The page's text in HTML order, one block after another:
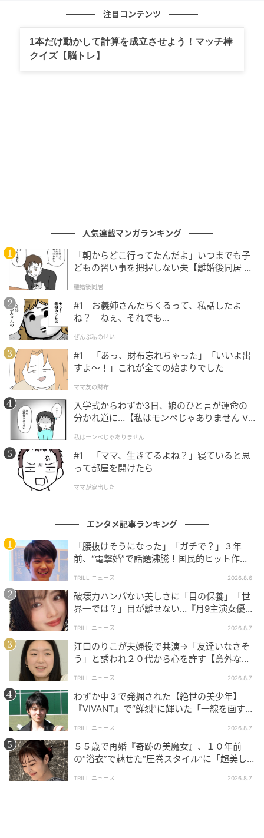
く様子を瑞々しく描き出す。
© 2025 ARP - Detour Development LLC
© 2025 ARP - Detour Development LLC
1959年、François Truffautの長編デビュー作「The
400 Blows（邦題：大人は判ってくれない）」が、カン
ヌ国際映画祭で監督賞を受賞する。
その夏、批評誌 Les Cahiers du cinémaで執筆活動を
していたGodardは、Jean-Paul Belmondoとアメリカ
の若手俳優Jean Sebergを主演に起用した念願の初長
編映画「Bleathless（邦題：勝手にしやがれ）」に着
手する。
ゲリラ撮影や即興演出を好むGodardの型破りなやり方
に、困惑を隠せないスタッフたち。
注目コンテンツ
1本だけ動かして計算を成立させよう！マッチ棒
クイズ【脳トレ】
人気連載マンガランキング
「朝からどこ行ってたんだよ」いつまでも子
どもの習い事を把握しない夫【離婚後同居 Vo
離婚後同居
#1 お義姉さんたちくるって、私話したよ
ね？ ねぇ、それでも…
ぜんぶ私のせい
#1 「あっ、財布忘れちゃった」「いいよ出
すよ〜！」これが全ての始まりでした
ママ友の財布
入学式からわずか3日、娘のひと言が運命の
分かれ道に…【私はモンペじゃありません Vo
私はモンペじゃありません
#1 「ママ、生きてるよね？」寝ていると思
って部屋を開けたら
ママが家出した
エンタメ記事ランキング
「腰抜けそうになった」「ガチで？」３年
前、“電撃婚”で話題沸騰！国民的ヒット作
TRILL ニュース 2026.8.6
破壊力ハンパない美しさに「目の保養」「世
界一では？」目が離せない…『月9主演女優
TRILL ニュース 2026.8.7
江口のりこが夫婦役で共演→「友達いなさそ
う」と誘われ２０代から心を許す【意外な親
TRILL ニュース 2026.8.7
わずか中３で発掘された【絶世の美少年】
『VIVANT』で“鮮烈”に輝いた「一線を画す」
TRILL ニュース 2026.8.7
５５歳で再婚『奇跡の美魔女』、１０年前
の“浴衣”で魅せた“圧巻スタイル”に「超美し
TRILL ニュース 2026.8.7